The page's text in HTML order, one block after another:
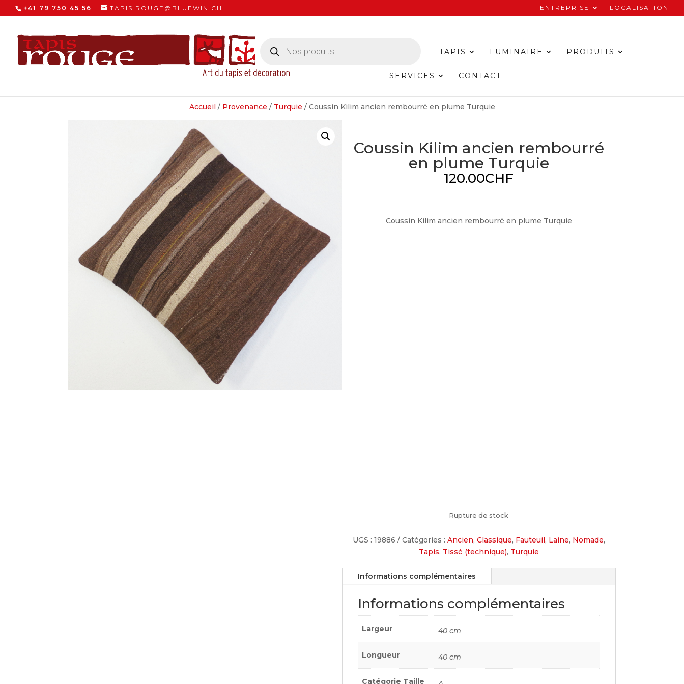
+41 79 750 45 56 TAPIS.ROUGE@BLUEWIN.CH ENTREPRISE LOCALISATION
produits TAPIS LUMINAIRE PRODUITS
SERVICES CONTACT
Accueil / Provenance / Turquie / Coussin Kilim ancien rembourré en plume Turquie
Coussin Kilim ancien rembourré
en plume Turquie
120.00CHF
Coussin Kilim ancien rembourré en plume Turquie
Rupture de stock
UGS : 19886 Catégories : Ancien, Classique, Fauteuil, Laine, Nomade,
Tapis, Tissé (technique), Turquie
Informations complémentaires
Informations complémentaires
Largeur 40 cm
Longueur 40 cm
Catégorie Taille